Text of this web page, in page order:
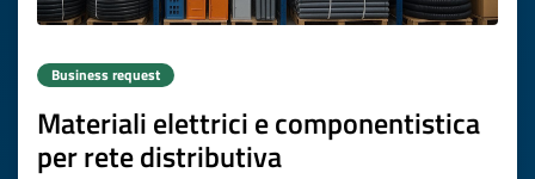
Business request
Materiali elettrici e componentistica
per rete distributiva